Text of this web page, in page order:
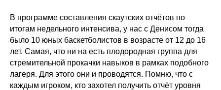
В программе составления скаутских отчётов по
итогам недельного интенсива, у нас с Денисом тогда
было 10 юных баскетболистов в возрасте от 12 до 16
лет. Самая, что ни на есть плодородная группа для
стремительной прокачки навыков в рамках подобного
лагеря. Для этого они и проводятся. Помню, что с
каждым игроком, кто захотел получить отчёт уровня